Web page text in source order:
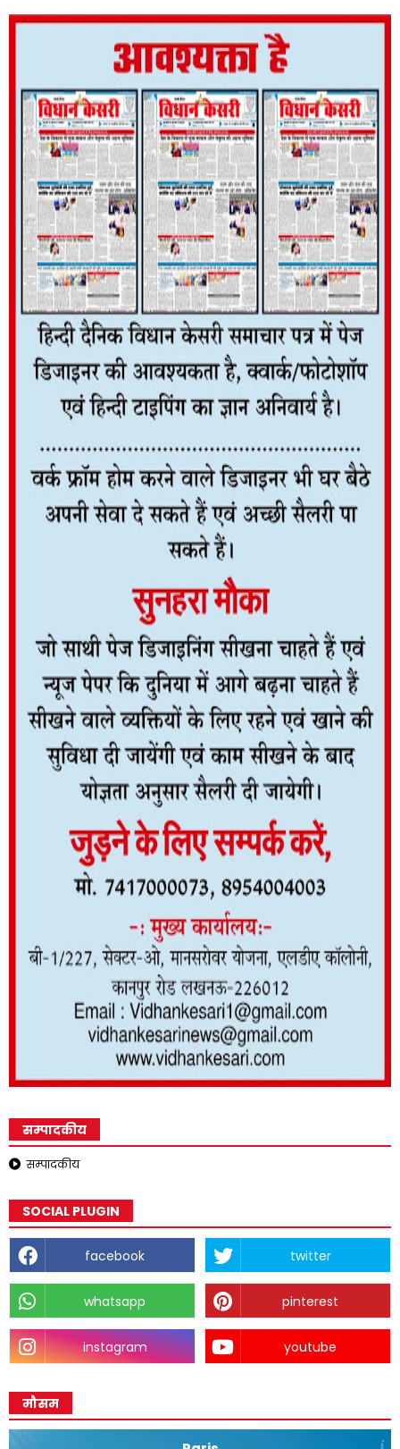
सम्पादकीय
सम्पादकीय
SOCIAL PLUGIN
facebook twitter
whatsapp pinterest
instagram youtube
मौसम